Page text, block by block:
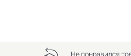
Не понравился